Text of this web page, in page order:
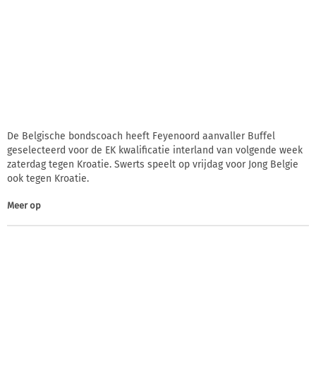
De Belgische bondscoach heeft Feyenoord aanvaller Buffel
geselecteerd voor de EK kwalificatie interland van volgende week
zaterdag tegen Kroatie. Swerts speelt op vrijdag voor Jong Belgie
ook tegen Kroatie.
Meer op